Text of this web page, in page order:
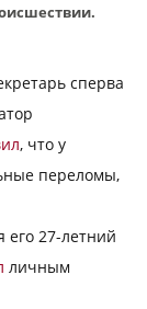
сперва
, что у
переломы,
его 27-летний
личным